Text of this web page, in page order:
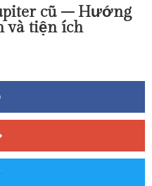
cũ – Hướng
và tiện ích